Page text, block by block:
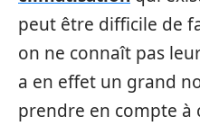
peut être difficile de
on ne connaît pas
a en effet un grand
prendre en compte à